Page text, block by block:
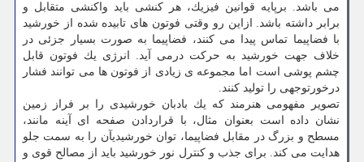
می باشد. برپایه قوانین فیزیك، هر كنشی باید واكنشی متقابل و
برابر داشته باشد. ازاین رو وقتی فوتون های تابیده شده از خورشید
با فضاپیما تماس پیدا می كنند، فضاپیما به صورت بسیار جزئی در
خلاف جهت خورشید به حركت درمی آید. انرژی یك فوتون قابل
چشم پوشی است اما مجموعه ی زیادی از فوتون ها می توانند فشار
درخورتوجهی را تولید كنند.
تصویر مفهومی هنرمند كه یك بادبان خورشیدی را بر فراز زمین
نشان داده است بعنوان مثال، با قراردادن صفحه ای آینه مانند،
مسطح و بزرگ در مقابل فضاپیما، توان خورشیدیآن را به سمت جلو
هدایت می كند. برای جذب و كنترل نور خورشید باید از مصالح قوی و